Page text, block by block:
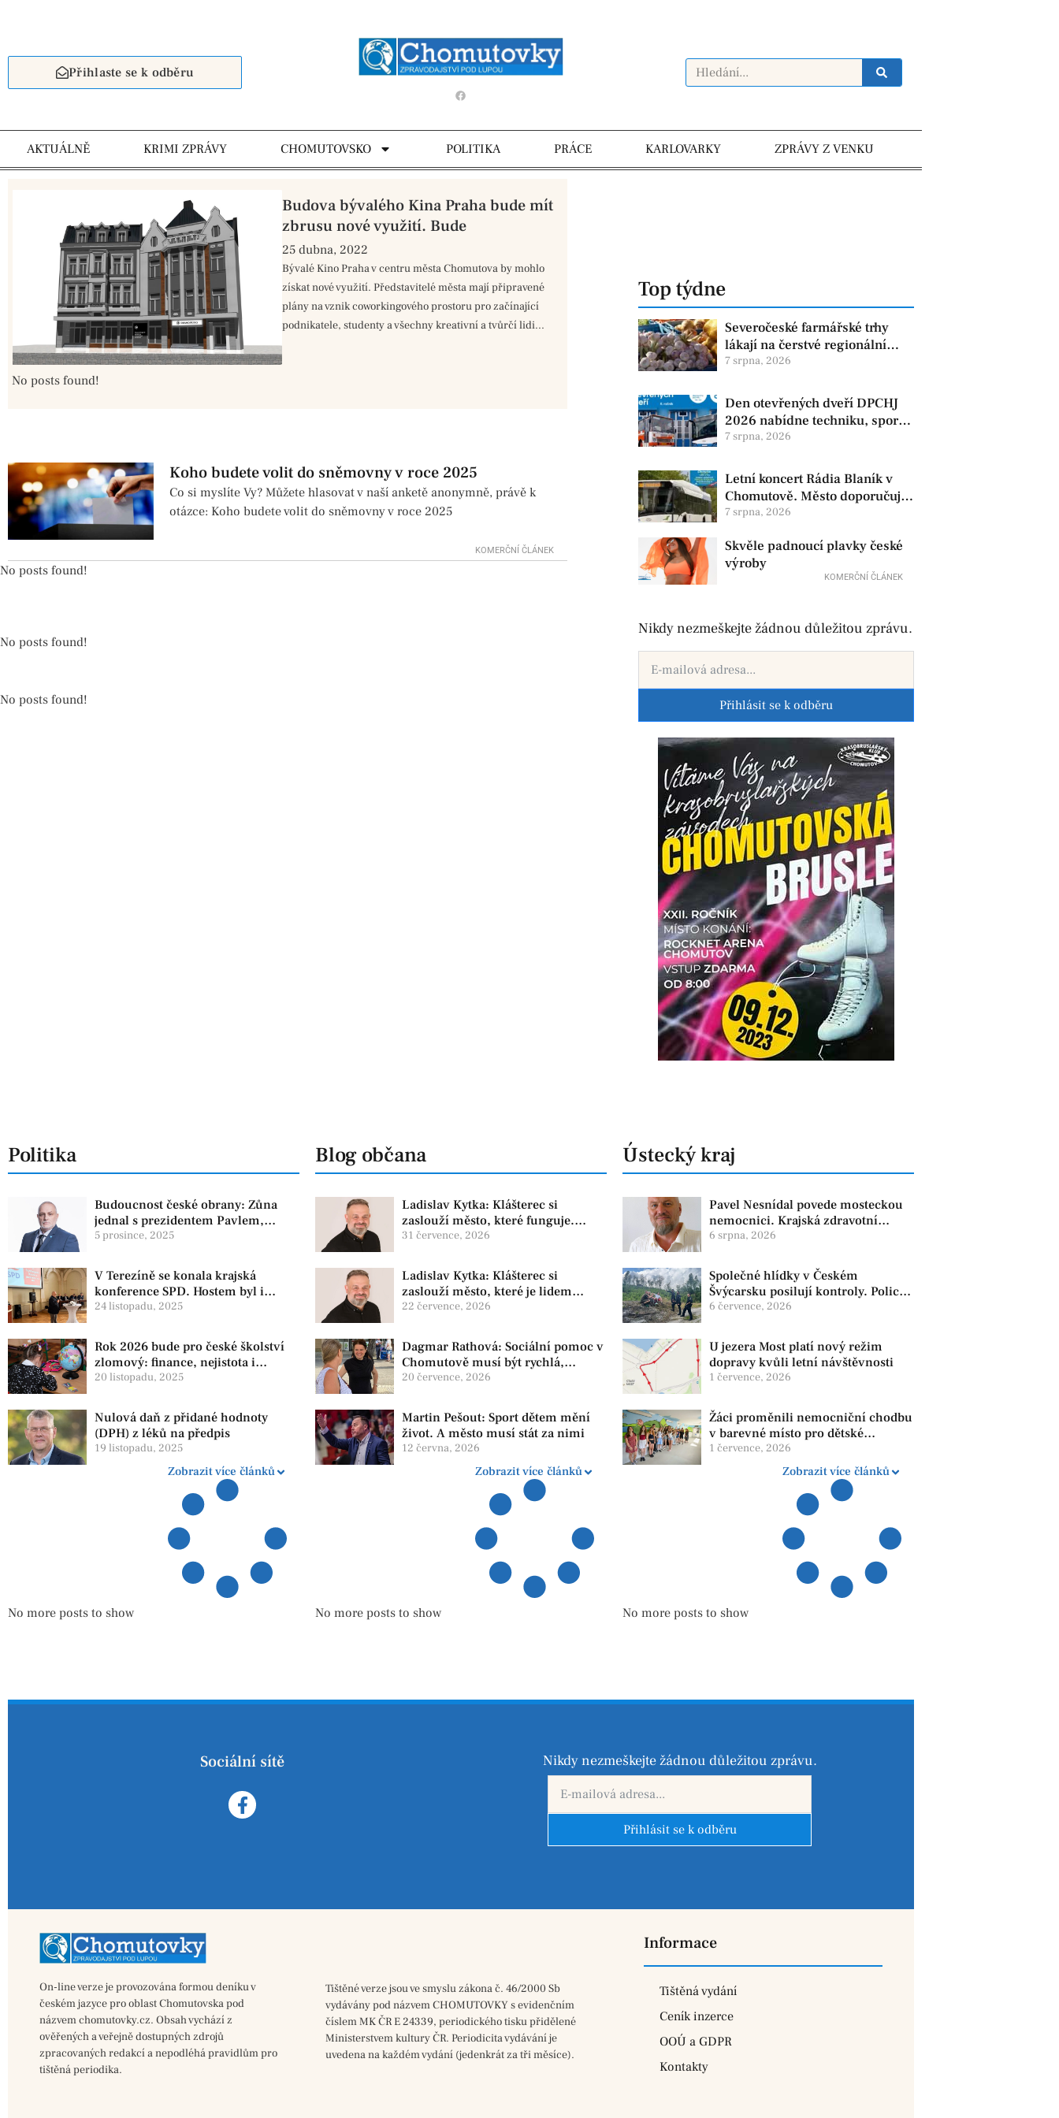
Přihlaste se k odběru
AKTUÁLNĚ KRIMI ZPRÁVY CHOMUTOVSKO POLITIKA PRÁCE KARLOVARKY ZPRÁVY Z VENKU
Budova bývalého Kina Praha bude mít
zbrusu nové využití. Bude
25 dubna, 2022
Bývalé Kino Praha v centru města Chomutova by mohlo
získat nové využití. Představitelé města mají připravené
plány na vznik coworkingového prostoru pro začínající
podnikatele, studenty a všechny kreativní a tvůrčí lidi...
No posts found!
Koho budete volit do sněmovny v roce 2025
Co si myslíte Vy? Můžete hlasovat v naší anketě anonymně, právě k
otázce: Koho budete volit do sněmovny v roce 2025
KOMERČNÍ ČLÁNEK
No posts found!
No posts found!
No posts found!
Top týdne
Severočeské farmářské trhy
lákají na čerstvé regionální
produkty. V Chomutově se
7 srpna, 2026
Den otevřených dveří DPCHJ
2026 nabídne techniku, sport i
jízdy historickými vozy
7 srpna, 2026
Letní koncert Rádia Blaník v
Chomutově. Město doporučuje
využít MHD
7 srpna, 2026
Skvěle padnoucí plavky české
výroby
KOMERČNÍ ČLÁNEK
Nikdy nezmeškejte žádnou důležitou zprávu.
Přihlásit se k odběru
Politika
Budoucnost české obrany: Zůna
jednal s prezidentem Pavlem,
experti zdůrazňují článek 3 NATO
5 prosince, 2025
V Terezíně se konala krajská
konference SPD. Hostem byl i
zástupce koaliční strany PRO
24 listopadu, 2025
Rok 2026 bude pro české školství
zlomový: finance, nejistota i
ambiciózní plány
20 listopadu, 2025
Nulová daň z přidané hodnoty
(DPH) z léků na předpis
19 listopadu, 2025
Zobrazit více článků
No more posts to show
Blog občana
Ladislav Kytka: Klášterec si
zaslouží město, které funguje.
Proto předkládáme program, který
31 července, 2026
Ladislav Kytka: Klášterec si
zaslouží město, které je lidem
nablízku
22 července, 2026
Dagmar Rathová: Sociální pomoc v
Chomutově musí být rychlá,
srozumitelná a férová. Ne udržovat
20 července, 2026
Martin Pešout: Sport dětem mění
život. A město musí stát za nimi
12 června, 2026
Zobrazit více článků
No more posts to show
Ústecký kraj
Pavel Nesnídal povede mosteckou
nemocnici. Krajská zdravotní
oznámila změnu ve vedení
6 srpna, 2026
Společné hlídky v Českém
Švýcarsku posilují kontroly. Policie
dohlíží na bezpečnost i ochranu
6 července, 2026
U jezera Most platí nový režim
dopravy kvůli letní návštěvnosti
1 července, 2026
Žáci proměnili nemocniční chodbu
v barevné místo pro dětské
pacienty
1 července, 2026
Zobrazit více článků
No more posts to show
Sociální sítě Nikdy nezmeškejte žádnou důležitou zprávu.
Přihlásit se k odběru
On-line verze je provozována formou deníku v
českém jazyce pro oblast Chomutovska pod
názvem chomutovky.cz. Obsah vychází z
ověřených a veřejně dostupných zdrojů
zpracovaných redakcí a nepodléhá pravidlům pro
tištěná periodika.
Tištěné verze jsou ve smyslu zákona č. 46/2000 Sb
vydávány pod názvem CHOMUTOVKY s evidenčním
číslem MK ČR E 24339, periodického tisku přidělené
Ministerstvem kultury ČR. Periodicita vydávání je
uvedena na každém vydání (jedenkrát za tři měsíce).
Informace
Tištěná vydání
Ceník inzerce
OOÚ a GDPR
Kontakty